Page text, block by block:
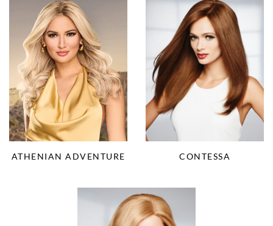
ATHENIAN ADVENTURE CONTESSA